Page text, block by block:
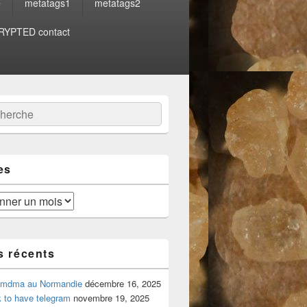
contact
récents
au Normandie décembre 16, 2025
to have telegram novembre 19, 2025